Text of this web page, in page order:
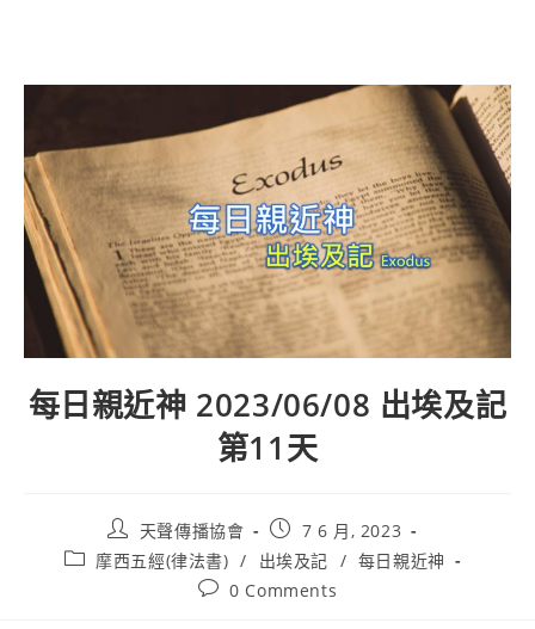
每日親近神 2023/06/08 出埃及記
第11天
天聲傳播協會
7 6 月, 2023
摩西五經(律法書) / 出埃及記 / 每日親近神
0 Comments